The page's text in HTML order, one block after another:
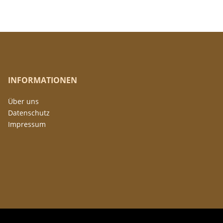
INFORMATIONEN
Über uns
Datenschutz
Impressum